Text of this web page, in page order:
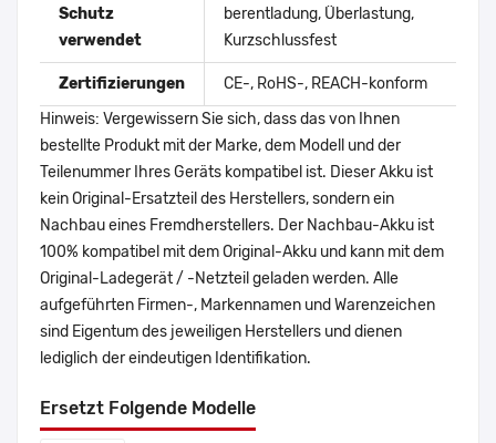
Schutz
verwendet
berentladung, Überlastung,
Kurzschlussfest
Zertifizierungen
CE-, RoHS-, REACH-konform
Hinweis: Vergewissern Sie sich, dass das von Ihnen
bestellte Produkt mit der Marke, dem Modell und der
Teilenummer Ihres Geräts kompatibel ist. Dieser Akku ist
kein Original-Ersatzteil des Herstellers, sondern ein
Nachbau eines Fremdherstellers. Der Nachbau-Akku ist
100% kompatibel mit dem Original-Akku und kann mit dem
Original-Ladegerät / -Netzteil geladen werden. Alle
aufgeführten Firmen-, Markennamen und Warenzeichen
sind Eigentum des jeweiligen Herstellers und dienen
lediglich der eindeutigen Identifikation.
Ersetzt Folgende Modelle